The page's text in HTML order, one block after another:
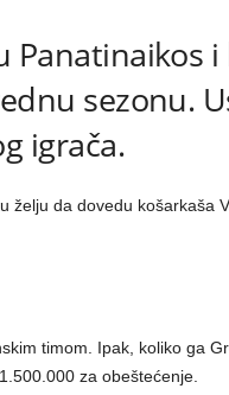
Panatinaikos
sezonu.
igrača.
želju da dovedu košarkaša
timom. Ipak, koliko ga
za obeštećenje.